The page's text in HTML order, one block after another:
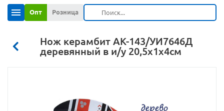
Опт Розница
Нож керамбит АК-143/УИ7646Д
деревянный в и/у 20,5х1х4см